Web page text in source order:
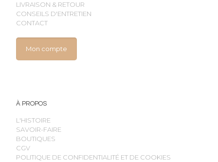
LIVRAISON & RETOUR
CONSEILS D'ENTRETIEN
CONTACT
Mon compte
À PROPOS
L'HISTOIRE
SAVOIR-FAIRE
BOUTIQUES
CGV
POLITIQUE DE CONFIDENTIALITÉ ET DE COOKIES